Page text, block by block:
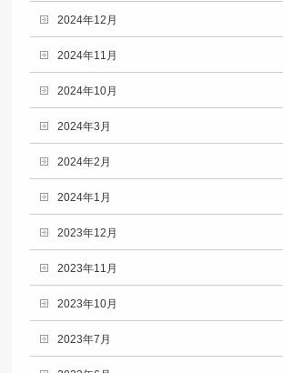
2024年12月
2024年11月
2024年10月
2024年3月
2024年2月
2024年1月
2023年12月
2023年11月
2023年10月
2023年7月